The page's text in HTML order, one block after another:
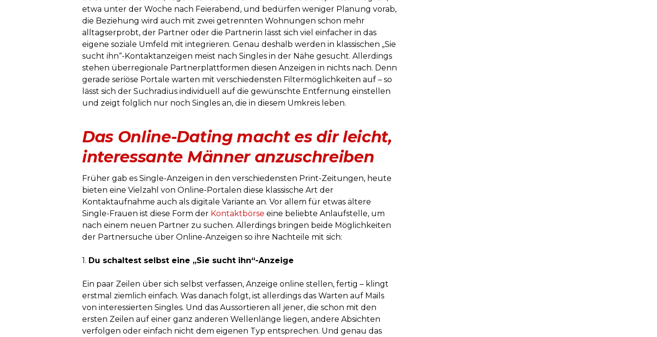
etwa unter der Woche nach Feierabend, und bedürfen weniger Planung vorab,
die Beziehung wird auch mit zwei getrennten Wohnungen schon mehr
alltagserprobt, der Partner oder die Partnerin lässt sich viel einfacher in das
eigene soziale Umfeld mit integrieren. Genau deshalb werden in klassischen „Sie
sucht ihn“-Kontaktanzeigen meist nach Singles in der Nähe gesucht. Allerdings
stehen überregionale Partnerplattformen diesen Anzeigen in nichts nach. Denn
gerade seriöse Portale warten mit verschiedensten Filtermöglichkeiten auf – so
lässt sich der Suchradius individuell auf die gewünschte Entfernung einstellen
und zeigt folglich nur noch Singles an, die in diesem Umkreis leben.
Das Online-Dating macht es dir leicht,
interessante Männer anzuschreiben
Früher gab es Single-Anzeigen in den verschiedensten Print-Zeitungen, heute
bieten eine Vielzahl von Online-Portalen diese klassische Art der
Kontaktaufnahme auch als digitale Variante an. Vor allem für etwas ältere
Single-Frauen ist diese Form der Kontaktbörse eine beliebte Anlaufstelle, um
nach einem neuen Partner zu suchen. Allerdings bringen beide Möglichkeiten
der Partnersuche über Online-Anzeigen so ihre Nachteile mit sich:
1. Du schaltest selbst eine „Sie sucht ihn“-Anzeige
Ein paar Zeilen über sich selbst verfassen, Anzeige online stellen, fertig – klingt
erstmal ziemlich einfach. Was danach folgt, ist allerdings das Warten auf Mails
von interessierten Singles. Und das Aussortieren all jener, die schon mit den
ersten Zeilen auf einer ganz anderen Wellenlänge liegen, andere Absichten
verfolgen oder einfach nicht dem eigenen Typ entsprechen. Und genau das